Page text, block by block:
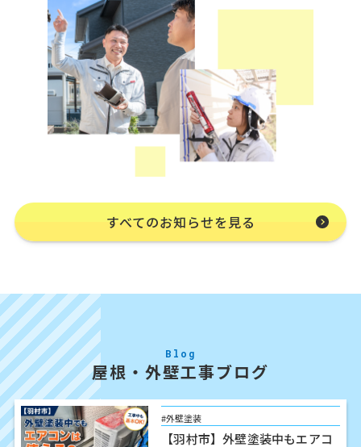
すべてのお知らせを見る
Blog
屋根・外壁工事ブログ
#外壁塗装
【羽村市】外壁塗装中もエアコ